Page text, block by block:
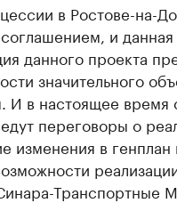
в Ростове-на-
и
данного проекта
значительного
И в настоящее время
переговоры о
изменения в
Транспортные